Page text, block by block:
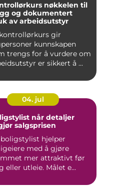
nøkkelen til
og dokumentert
av arbeidsutstyr
gir
kunnskapen
trengs for å vurdere om
er sikkert å ...
04. jul
når detaljer
salgsprisen
boligstylist hjelper
med å gjøre
mer attraktivt før
eller utleie. Målet e...